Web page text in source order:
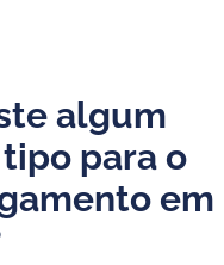
algum
para o
em